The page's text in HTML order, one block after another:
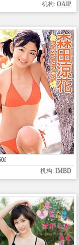
机构: OAIP
机构: IMBD